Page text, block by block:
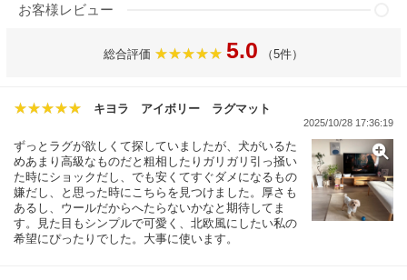
お客様レビュー
総合評価 5.0 （5件）
キヨラ アイボリー ラグマット
2025/10/28 17:36:19
ずっとラグが欲しくて探していましたが、犬がいるた
めあまり高級なものだと粗相したりガリガリ引っ掻い
た時にショックだし、でも安くてすぐダメになるもの
嫌だし、と思った時にこちらを見つけました。厚さも
あるし、ウールだからへたらないかなと期待してま
す。見た目もシンプルで可愛く、北欧風にしたい私の
希望にぴったりでした。大事に使います。